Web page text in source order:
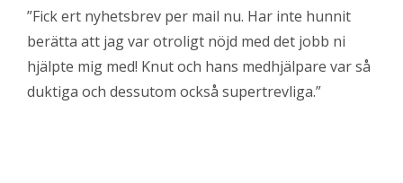
”Fick ert nyhetsbrev per mail nu. Har inte hunnit
berätta att jag var otroligt nöjd med det jobb ni
hjälpte mig med! Knut och hans medhjälpare var så
duktiga och dessutom också supertrevliga.”